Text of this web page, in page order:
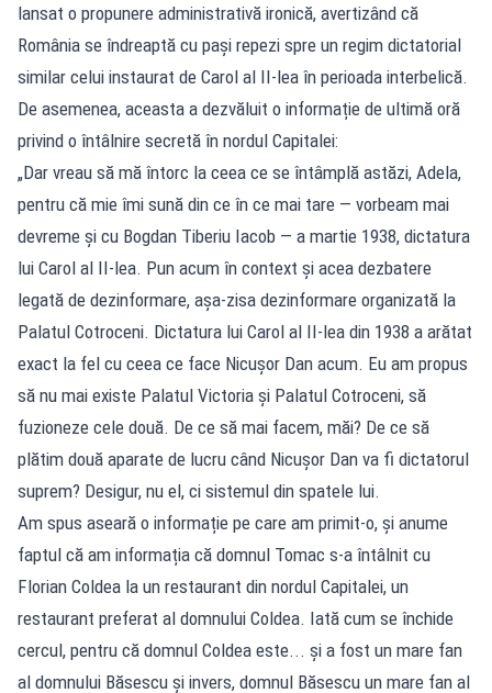
lansat o propunere administrativă ironică, avertizând că
România se îndreaptă cu pași repezi spre un regim dictatorial
similar celui instaurat de Carol al II-lea în perioada interbelică.
De asemenea, aceasta a dezvăluit o informație de ultimă oră
privind o întâlnire secretă în nordul Capitalei:
„Dar vreau să mă întorc la ceea ce se întâmplă astăzi, Adela,
pentru că mie îmi sună din ce în ce mai tare — vorbeam mai
devreme și cu Bogdan Tiberiu Iacob — a martie 1938, dictatura
lui Carol al II-lea. Pun acum în context și acea dezbatere
legată de dezinformare, așa-zisa dezinformare organizată la
Palatul Cotroceni. Dictatura lui Carol al II-lea din 1938 a arătat
exact la fel cu ceea ce face Nicușor Dan acum. Eu am propus
să nu mai existe Palatul Victoria și Palatul Cotroceni, să
fuzioneze cele două. De ce să mai facem, măi? De ce să
plătim două aparate de lucru când Nicușor Dan va fi dictatorul
suprem? Desigur, nu el, ci sistemul din spatele lui.
Am spus aseară o informație pe care am primit-o, și anume
faptul că am informația că domnul Tomac s-a întâlnit cu
Florian Coldea la un restaurant din nordul Capitalei, un
restaurant preferat al domnului Coldea. Iată cum se închide
cercul, pentru că domnul Coldea este... și a fost un mare fan
al domnului Băsescu și invers, domnul Băsescu un mare fan al